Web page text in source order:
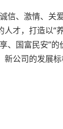
信、激情、关
才，打造以“
、国富民安”
公司的发展